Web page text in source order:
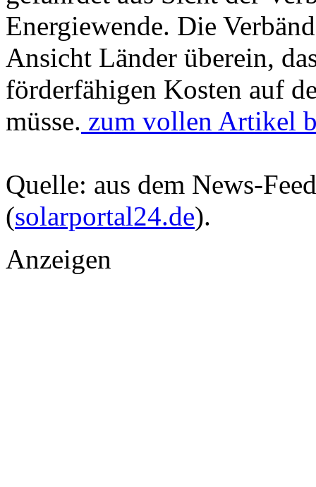
Energiewende. Die
Ansicht Länder überein,
förderfähigen Kosten auf
müsse. zum vollen Artikel
Quelle: aus dem News-
(solarportal24.de).
Anzeigen